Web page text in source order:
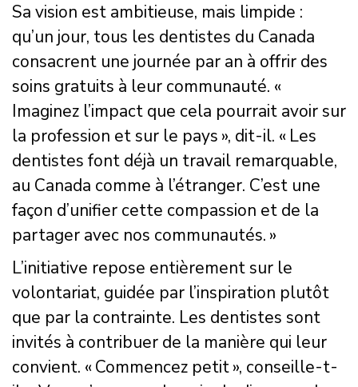
Sa vision est ambitieuse, mais limpide :
qu’un jour, tous les dentistes du Canada
consacrent une journée par an à offrir des
soins gratuits à leur communauté. «
Imaginez l’impact que cela pourrait avoir sur
la profession et sur le pays », dit-il. « Les
dentistes font déjà un travail remarquable,
au Canada comme à l’étranger. C’est une
façon d’unifier cette compassion et de la
partager avec nos communautés. »
L’initiative repose entièrement sur le
volontariat, guidée par l’inspiration plutôt
que par la contrainte. Les dentistes sont
invités à contribuer de la manière qui leur
convient. « Commencez petit », conseille-t-